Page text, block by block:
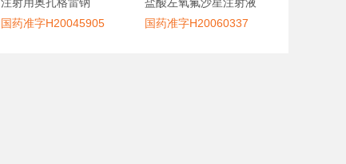
国药准字H20045905
国药准字H20060337